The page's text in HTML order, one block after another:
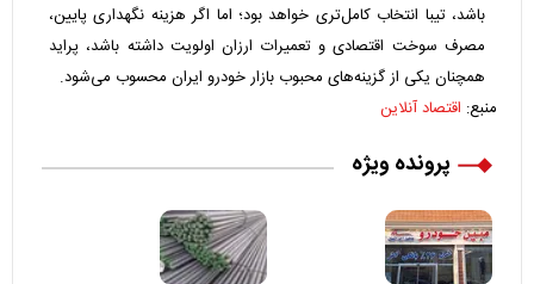
باشد، تیبا انتخاب کامل‌تری خواهد بود؛ اما اگر هزینه نگهداری پایین،
مصرف سوخت اقتصادی و تعمیرات ارزان اولویت داشته باشد، پراید
همچنان یکی از گزینه‌های محبوب بازار خودرو ایران محسوب می‌شود.
منبع: اقتصاد آنلاین
پرونده ویژه